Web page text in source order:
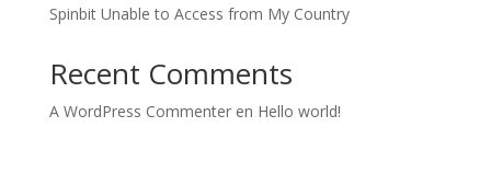
Spinbit Unable to Access from My Country
Recent Comments
A WordPress Commenteren Hello world!